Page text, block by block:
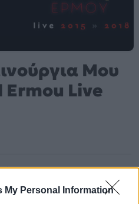
My Personal Information
Μου
Ermou Live
2015 - 2018